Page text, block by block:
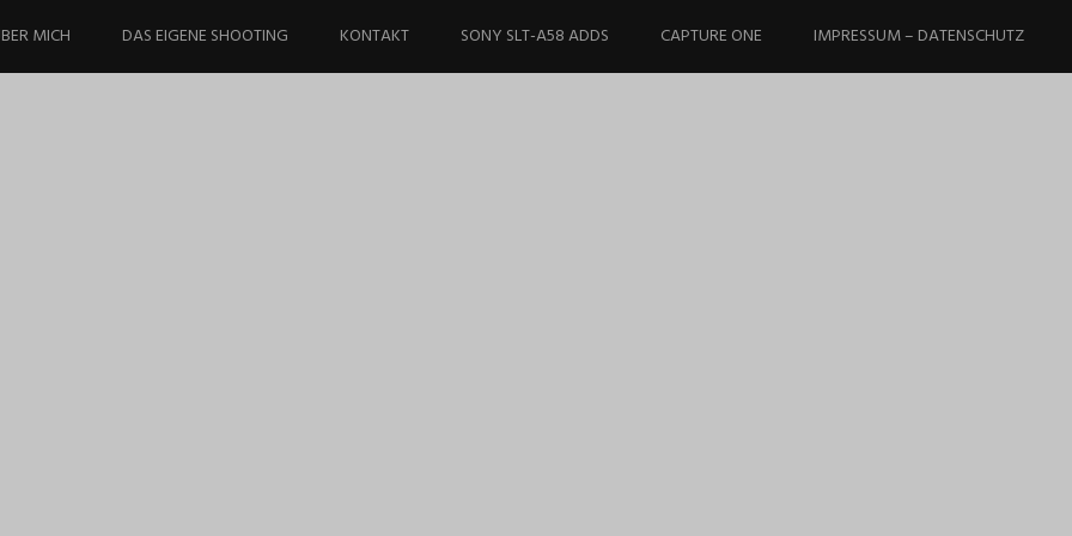
MICH DAS EIGENE SHOOTING KONTAKT SONY SLT-A58 ADDS CAPTURE ONE IMPRESSUM – DATENSCHUTZ